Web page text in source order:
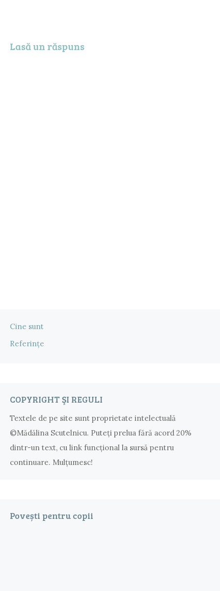
Lasă un răspuns
Cine sunt
Referințe
COPYRIGHT ŞI REGULI
Textele de pe site sunt proprietate intelectuală
©Mădălina Scutelnicu. Puteţi prelua fără acord 20%
dintr-un text, cu link funcţional la sursă pentru
continuare. Mulțumesc!
Povești pentru copii